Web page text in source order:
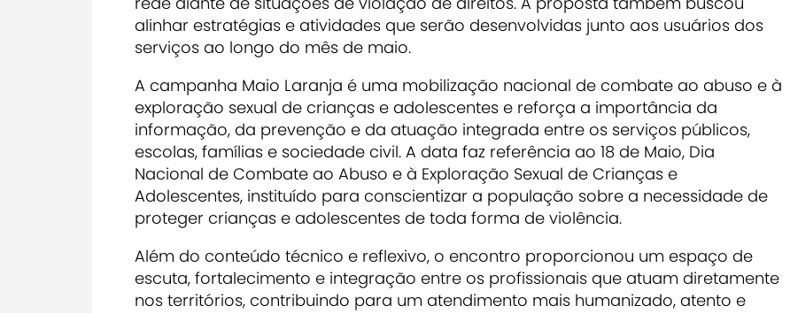
alinhar estratégias e atividades que serão desenvolvidas junto aos usuários dos
serviços ao longo do mês de maio.
A campanha Maio Laranja é uma mobilização nacional de combate ao abuso e à
exploração sexual de crianças e adolescentes e reforça a importância da
informação, da prevenção e da atuação integrada entre os serviços públicos,
escolas, famílias e sociedade civil. A data faz referência ao 18 de Maio, Dia
Nacional de Combate ao Abuso e à Exploração Sexual de Crianças e
Adolescentes, instituído para conscientizar a população sobre a necessidade de
proteger crianças e adolescentes de toda forma de violência.
Além do conteúdo técnico e reflexivo, o encontro proporcionou um espaço de
escuta, fortalecimento e integração entre os profissionais que atuam diretamente
nos territórios, contribuindo para um atendimento mais humanizado, atento e